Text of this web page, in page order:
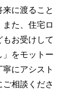
来に渡ること
た、住宅ロ
お受けして
」をモットー
にアシスト
相談くださ